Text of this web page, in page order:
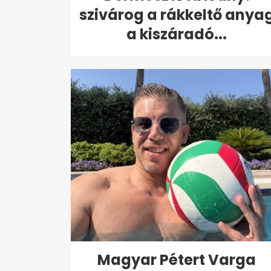
szivárog a rákkeltő
a kiszáradó...
Magyar Pétert Varga